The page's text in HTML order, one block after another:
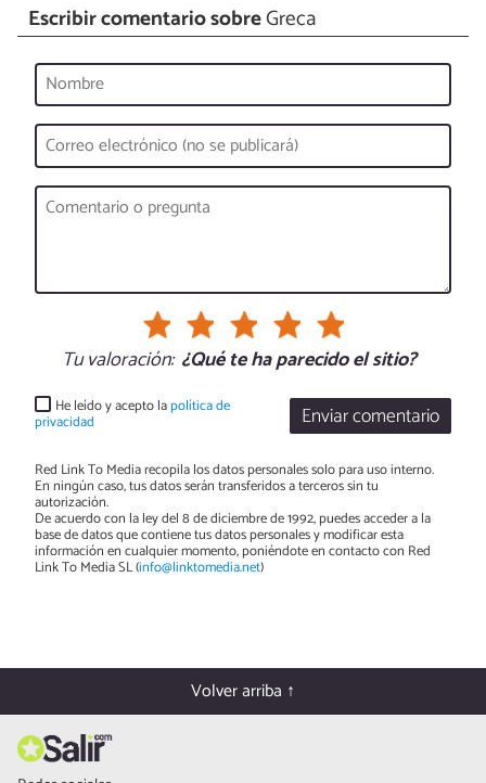
Escribir comentario sobreGreca
Tu valoración: ¿Qué te ha parecido el sitio?
Enviar comentario
He leído y acepto lapolítica de
privacidad
Red Link To Media recopila los datos personales solo para uso interno.
En ningún caso, tus datos serán transferidos a terceros sin tu
autorización.
De acuerdo con la ley del 8 de diciembre de 1992, puedes acceder a la
base de datos que contiene tus datos personales y modificar esta
información en cualquier momento, poniéndote en contacto con Red
Link To Media SL (info@linktomedia.net)
Volver arriba ↑